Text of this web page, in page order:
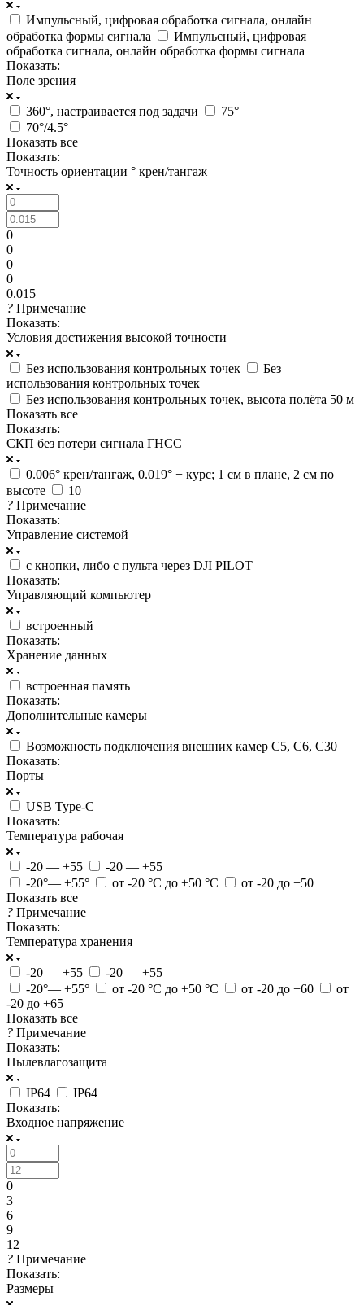
Импульсный, цифровая обработка сигнала, онлайн
обработка формы сигнала
Импульсный, цифровая
обработка сигнала, онлайн обработка формы сигнала
Показать:
Поле зрения
360°, настраивается под задачи
75°
70°/4.5°
Показать все
Показать:
Точность ориентации ° крен/тангаж
0
0
0
0
0.015
? Примечание
Показать:
Условия достижения высокой точности
Без использования контрольных точек
Без
использования контрольных точек
Без использования контрольных точек, высота полёта 50 м
Показать все
Показать:
СКП без потери сигнала ГНСС
0.006° крен/тангаж, 0.019° − курс; 1 см в плане, 2 см по
высоте
10
? Примечание
Показать:
Управление системой
с кнопки, либо с пульта через DJI PILOT
Показать:
Управляющий компьютер
встроенный
Показать:
Хранение данных
встроенная память
Показать:
Дополнительные камеры
Возможность подключения внешних камер C5, C6, C30
Показать:
Порты
USB Type-C
Показать:
Температура рабочая
-20 — +55
-20 — +55
-20°— +55°
от -20 °C до +50 °C
от -20 до +50
Показать все
? Примечание
Показать:
Температура хранения
-20 — +55
-20 — +55
-20°— +55°
от -20 °C до +50 °C от -20 до +60
от
-20 до +65
Показать все
? Примечание
Показать:
Пылевлагозащита
IP64
IP64
Показать:
Входное напряжение
0
3
6
9
12
? Примечание
Показать:
Размеры